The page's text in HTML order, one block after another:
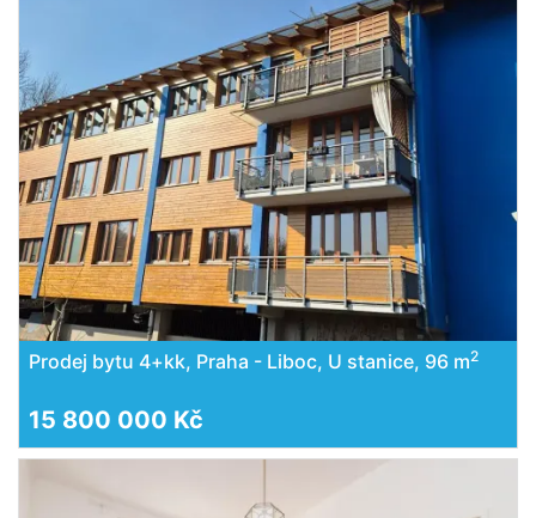
Prodej bytu 4+kk, Praha - Liboc, U stanice, 96 m2
15 800 000 Kč